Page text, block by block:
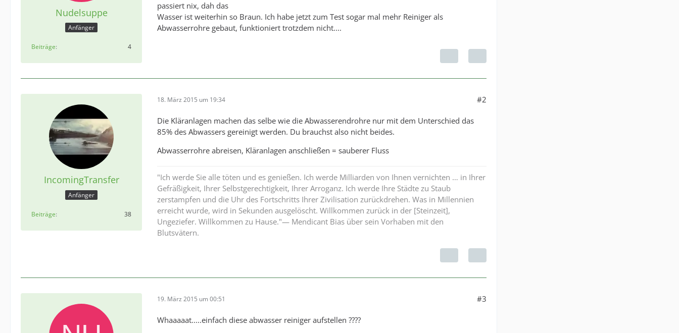
Nudelsuppe
Anfänger
Beiträge 4
passiert nix, dah das
Wasser ist weiterhin so Braun. Ich habe jetzt zum Test sogar mal mehr Reiniger als
Abwasserrohre gebaut, funktioniert trotzdem nicht....
IncomingTransfer
Anfänger
Beiträge 38
18. März 2015 um 19:34 #2
Die Kläranlagen machen das selbe wie die Abwasserendrohre nur mit dem Unterschied das
85% des Abwassers gereinigt werden. Du brauchst also nicht beides.
Abwasserrohre abreisen, Kläranlagen anschließen = sauberer Fluss
"Ich werde Sie alle töten und es genießen. Ich werde Milliarden von Ihnen vernichten … in Ihrer
Gefräßigkeit, Ihrer Selbstgerechtigkeit, Ihrer Arroganz. Ich werde Ihre Städte zu Staub
zerstampfen und die Uhr des Fortschritts Ihrer Zivilisation zurückdrehen. Was in Millennien
erreicht wurde, wird in Sekunden ausgelöscht. Willkommen zurück in der [Steinzeit],
Ungeziefer. Willkommen zu Hause."― Mendicant Bias über sein Vorhaben mit den
Blutsvätern.
19. März 2015 um 00:51 #3
Whaaaaat.....einfach diese abwasser reiniger aufstellen ????